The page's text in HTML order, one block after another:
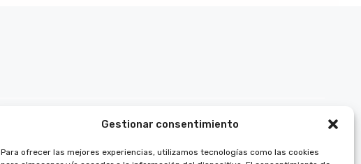
Gestionar consentimiento
Para ofrecer las mejores experiencias, utilizamos tecnologías como las cookies